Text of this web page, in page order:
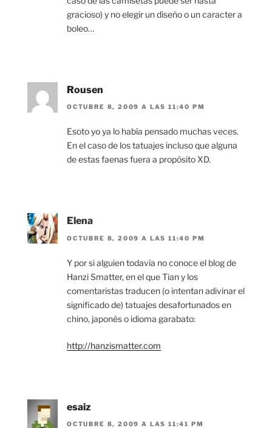
gracioso) y no elegir un diseño o un caracter a
boleo…
Rousen
OCTUBRE 8, 2009 A LAS 11:40 PM
Esoto yo ya lo había pensado muchas veces.
En el caso de los tatuajes incluso que alguna
de estas faenas fuera a propósito XD.
Elena
OCTUBRE 8, 2009 A LAS 11:40 PM
Y por si alguien todavía no conoce el blog de
Hanzi Smatter, en el que Tian y los
comentaristas traducen (o intentan adivinar el
significado de) tatuajes desafortunados en
chino, japonés o idioma garabato:
http://hanzismatter.com
esaiz
OCTUBRE 8, 2009 A LAS 11:41 PM